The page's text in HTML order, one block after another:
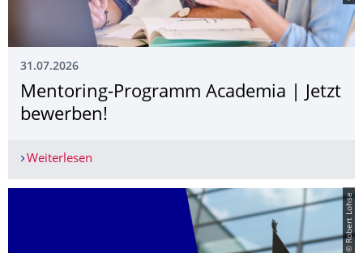
31.07.2026
Mentoring-Programm Academia | Jetzt
bewerben!
Weiterlesen
© Robert Lohse